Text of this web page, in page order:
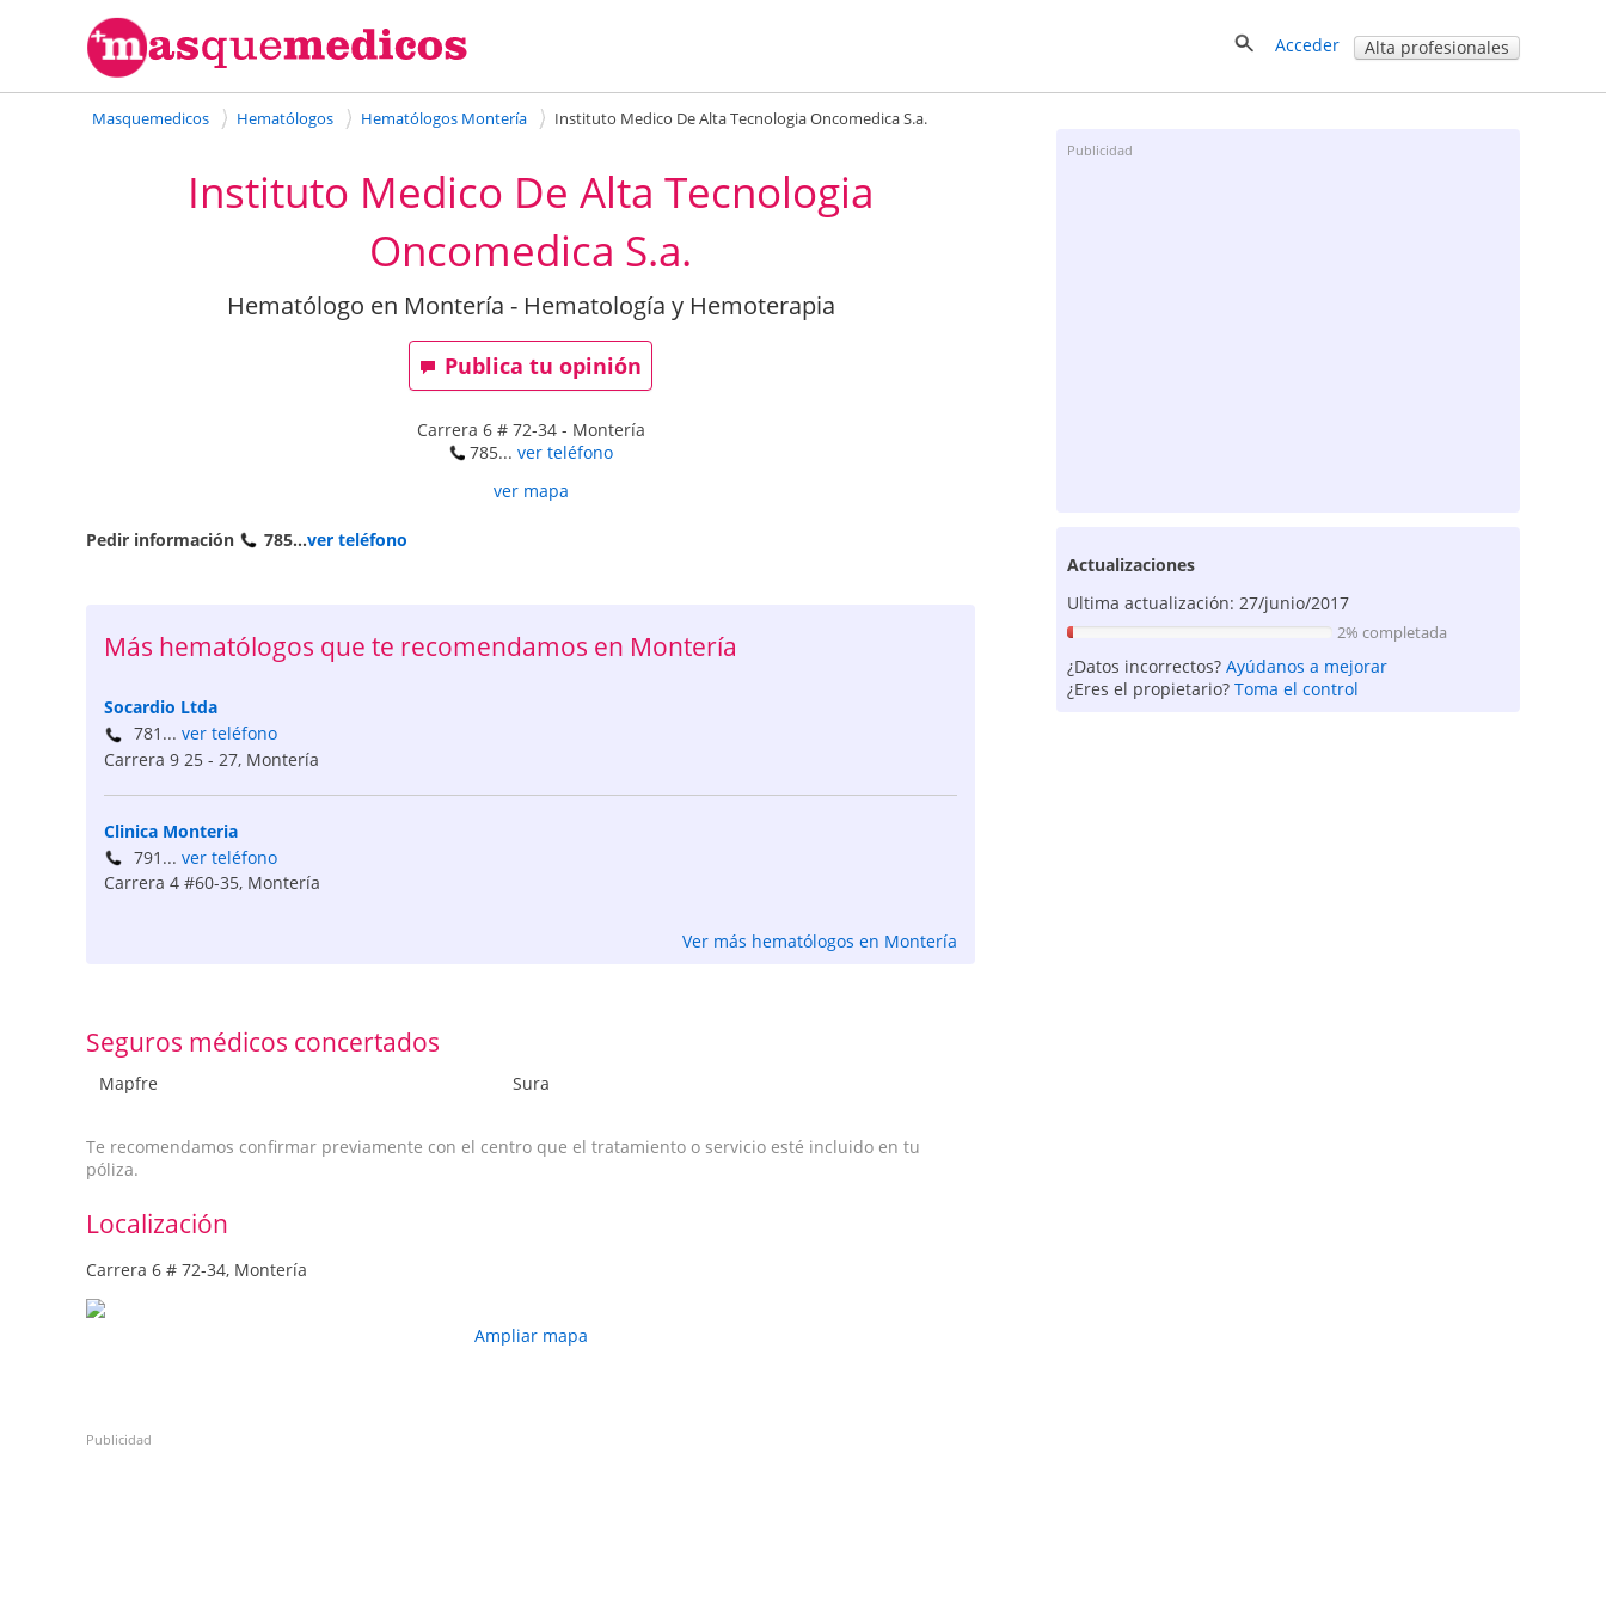
Acceder Alta profesionales
Masquemedicos Hematólogos Hematólogos Montería Instituto Medico De Alta Tecnologia Oncomedica S.a.
Instituto Medico De Alta Tecnologia
Oncomedica S.a.
Hematólogo en Montería - Hematología y Hemoterapia
Publica tu opinión
Carrera 6 # 72-34- Montería
785... ver teléfono
ver mapa
Pedir información 785...ver teléfono
Más hematólogos que te recomendamos en Montería
Socardio Ltda
781... ver teléfono
Carrera 9 25 - 27, Montería
Clinica Monteria
791... ver teléfono
Carrera 4 #60-35, Montería
Ver más hematólogos en Montería
Seguros médicos concertados
Mapfre Sura
Te recomendamos confirmar previamente con el centro que el tratamiento o servicio esté incluido en tu
póliza.
Localización
Carrera 6 # 72-34, Montería
Ampliar mapa
Publicidad
Actualizaciones
Ultima actualización: 27/junio/2017
2% completada
¿Datos incorrectos?Ayúdanos a mejorar
¿Eres el propietario?Toma el control
Publicidad